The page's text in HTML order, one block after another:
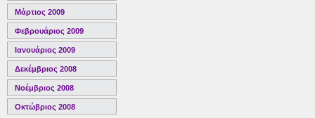
Μάρτιος 2009
Φεβρουάριος 2009
Ιανουάριος 2009
Δεκέμβριος 2008
Νοέμβριος 2008
Οκτώβριος 2008